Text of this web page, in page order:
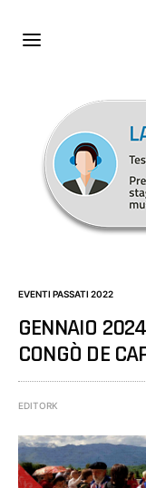
EVENTI PASSATI 2022
GENNAIO
CONGÒ DE
EDITORK